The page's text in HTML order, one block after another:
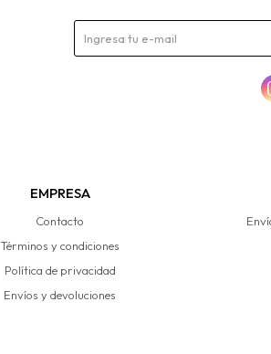
EMPRESA
Contacto
Términos y condiciones
Política de privacidad
Envíos y devoluciones